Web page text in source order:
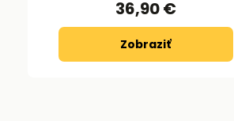
36,90 €
Zobraziť